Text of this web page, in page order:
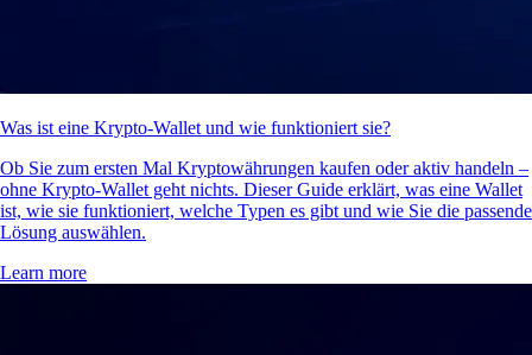
Was ist eine Krypto-Wallet und wie funktioniert sie?
Ob Sie zum ersten Mal Kryptowährungen kaufen oder aktiv handeln –
ohne Krypto-Wallet geht nichts. Dieser Guide erklärt, was eine Wallet
ist, wie sie funktioniert, welche Typen es gibt und wie Sie die passende
Lösung auswählen.
Learn more